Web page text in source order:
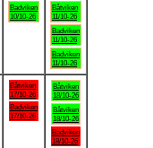
Badviken
10/10-26
Båtviken
11/10-26
Badviken
11/10-26
Badviken
11/10-26
Båtviken
17/10-26
Badviken
17/10-26
Båtviken
18/10-26
Båtviken
18/10-26
Badviken
18/10-26